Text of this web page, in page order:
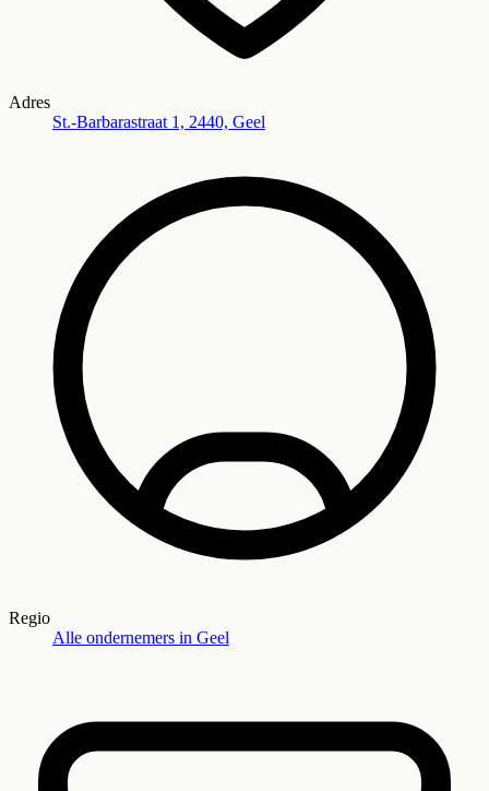
Adres
St.-Barbarastraat 1, 2440, Geel
Regio
Alle ondernemers in Geel